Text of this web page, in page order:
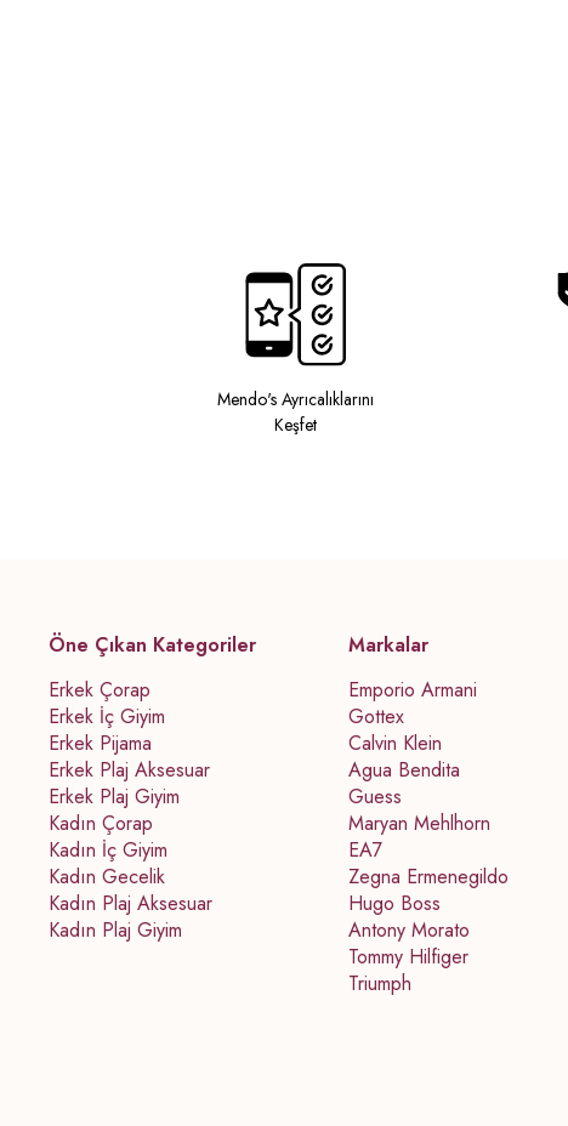
Mendo's Ayrıcalıklarını
Keşfet
Öne Çıkan Kategoriler
Erkek Çorap
Erkek İç Giyim
Erkek Pijama
Erkek Plaj Aksesuar
Erkek Plaj Giyim
Kadın Çorap
Kadın İç Giyim
Kadın Gecelik
Kadın Plaj Aksesuar
Kadın Plaj Giyim
Markalar
Emporio Armani
Gottex
Calvin Klein
Agua Bendita
Guess
Maryan Mehlhorn
EA7
Zegna Ermenegildo
Hugo Boss
Antony Morato
Tommy Hilfiger
Triumph